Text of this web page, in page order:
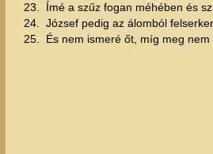
23.
Ímé a szűz fogan méhében és
24.
József pedig az álomból
25.
És nem ismeré őt, míg meg